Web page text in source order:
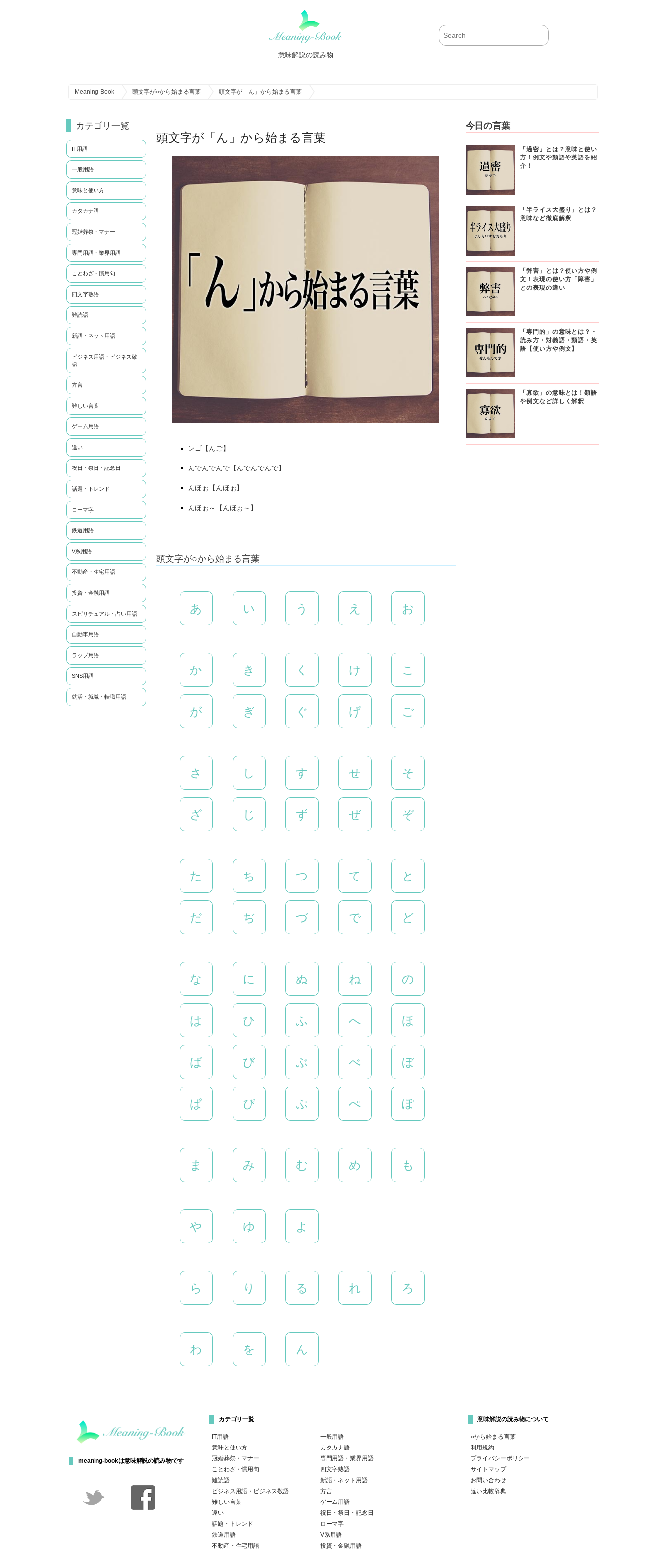
意味解説の読み物
Meaning-Book 頭文字が○から始まる言葉 頭文字が「ん」から始まる言葉
カテゴリ一覧
IT用語
一般用語
意味と使い方
カタカナ語
冠婚葬祭・マナー
専門用語・業界用語
ことわざ・慣用句
四文字熟語
難読語
新語・ネット用語
ビジネス用語・ビジネス敬
語
方言
難しい言葉
ゲーム用語
違い
祝日・祭日・記念日
話題・トレンド
ローマ字
鉄道用語
V系用語
不動産・住宅用語
投資・金融用語
スピリチュアル・占い用語
自動車用語
ラップ用語
SNS用語
就活・就職・転職用語
頭文字が「ん」から始まる言葉
ンゴ【んご】
んでんでんで【んでんでんで】
んほぉ【んほぉ】
んほぉ～【んほぉ～】
頭文字が○から始まる言葉
あ い う え お
か き く け こ
が ぎ ぐ げ ご
さ し す せ そ
ざ じ ず ぜ ぞ
た ち つ て と
だ ぢ づ で ど
な に ぬ ね の
は ひ ふ へ ほ
ば び ぶ べ ぼ
ぱ ぴ ぷ ぺ ぽ
ま み む め も
や ゆ よ
ら り る れ ろ
わ を ん
今日の言葉
「過密」とは？意味と使い
方！例文や類語や英語を紹
介！
「半ライス大盛り」とは？
意味など徹底解釈
「弊害」とは？使い方や例
文！表現の使い方「障害」
との表現の違い
「専門的」の意味とは？・
読み方・対義語・類語・英
語【使い方や例文】
「寡欲」の意味とは！類語
や例文など詳しく解釈
meaning-bookは意味解説の読み物です
カテゴリ一覧
IT用語
一般用語
意味と使い方
カタカナ語
冠婚葬祭・マナー
専門用語・業界用語
ことわざ・慣用句
四文字熟語
難読語
新語・ネット用語
ビジネス用語・ビジネス敬語
方言
難しい言葉
ゲーム用語
違い
祝日・祭日・記念日
話題・トレンド
ローマ字
鉄道用語
V系用語
不動産・住宅用語
投資・金融用語
意味解説の読み物について
○から始まる言葉
利用規約
プライバシーポリシー
サイトマップ
お問い合わせ
違い比較辞典